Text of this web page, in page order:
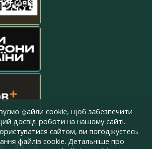
файли cookie, щоб забезпечити
досвід роботи на нашому сайті.
сайтом, ви погоджуєтесь
файлів cookie. Детальніше про